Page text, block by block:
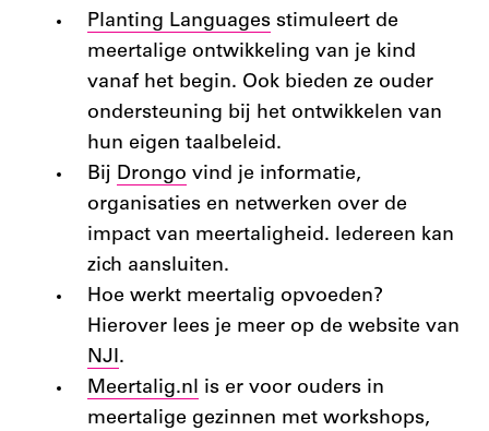
Planting Languages stimuleert de
meertalige ontwikkeling van je kind
vanaf het begin. Ook bieden ze ouder
ondersteuning bij het ontwikkelen van
hun eigen taalbeleid.
Bij Drongo vind je informatie,
organisaties en netwerken over de
impact van meertaligheid. Iedereen kan
zich aansluiten.
Hoe werkt meertalig opvoeden?
Hierover lees je meer op de website van
NJI.
Meertalig.nl is er voor ouders in
meertalige gezinnen met workshops,